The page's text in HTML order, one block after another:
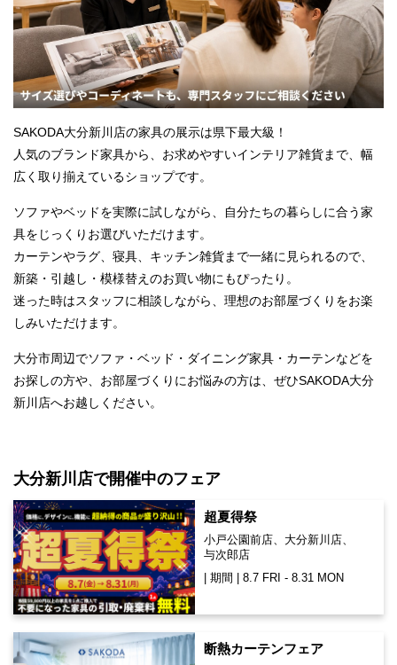
SAKODA大分新川店の家具の展示は県下最大級！
人気のブランド家具から、お求めやすいインテリア雑貨まで、幅
広く取り揃えているショップです。
ソファやベッドを実際に試しながら、自分たちの暮らしに合う家
具をじっくりお選びいただけます。
カーテンやラグ、寝具、キッチン雑貨まで一緒に見られるので、
新築・引越し・模様替えのお買い物にもぴったり。
迷った時はスタッフに相談しながら、理想のお部屋づくりをお楽
しみいただけます。
大分市周辺でソファ・ベッド・ダイニング家具・カーテンなどを
お探しの方や、お部屋づくりにお悩みの方は、ぜひSAKODA大分
新川店へお越しください。
大分新川店で開催中のフェア
超夏得祭
小戸公園前店、大分新川店、
与次郎店
| 期間 | 8.7 FRI - 8.31 MON
断熱カーテンフェア